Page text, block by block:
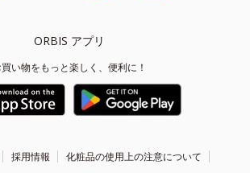
ORBIS アプリ
い物をもっと楽しく、便利に！
採用情報 化粧品の使用上の注意について